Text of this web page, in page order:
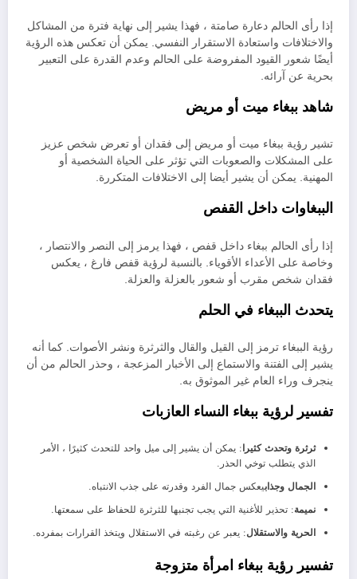
إذا رأى الحالم دعارة صامتة ، فهذا يشير إلى نهاية فترة من المشاكل
والاختلافات واستعادة الاستقرار النفسي. يمكن أن تعكس هذه الرؤية
أيضًا شعور القيود المفروضة على الحالم وعدم القدرة على التعبير
بحرية عن آرائه.
شاهد ببغاء ميت أو مريض
تشير رؤية ببغاء ميت أو مريض إلى فقدان أو تعرض شخص عزيز
على المشكلات والصعوبات التي تؤثر على الحياة الشخصية أو
المهنية. يمكن أن يشير أيضا إلى الاختلافات المتكررة.
الببغاوات داخل القفص
إذا رأى الحالم ببغاء داخل قفص ، فهذا يرمز إلى النصر والانتصار ،
وخاصة على الأعداء الأقوياء. بالنسبة لرؤية قفص فارغ ، يعكس
فقدان شخص مقرب أو شعور بالعزلة والعزلة.
يتحدث الببغاء في الحلم
رؤية الببغاء ترمز إلى القيل والقال والثرثرة ونشر الأصوات. كما أنه
يشير إلى الفتنة والاستماع إلى الأخبار المزعجة ، وحذر الحالم من أن
ينجرف وراء العام غير الموثوق به.
تفسير لرؤية ببغاء النساء العازبات
ثرثرة وتحدث كثيرا: يمكن أن يشير إلى ميل واحد للتحدث كثيرًا ، الأمر
الذي يتطلب توخي الحذر.
الجمال وجذابيعكس جمال الفرد وقدرته على جذب الانتباه.
نميمة: تحذير للأغنية التي يجب تجنبها للثرثرة للحفاظ على سمعتها.
الحرية والاستقلال: يعبر عن رغبته في الاستقلال ويتخذ القرارات بمفرده.
تفسير رؤية ببغاء امرأة متزوجة